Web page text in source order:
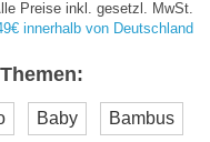
Preise inkl. gesetzl. MwSt.
innerhalb von Deutschland
Baby Bambus